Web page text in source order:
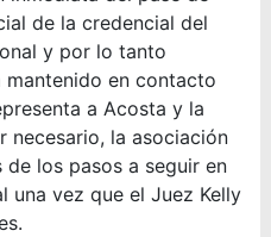
de la credencial del
y por lo tanto
mantenido en contacto
a Acosta y la
necesario, la asociación
los pasos a seguir en
una vez que el Juez Kelly